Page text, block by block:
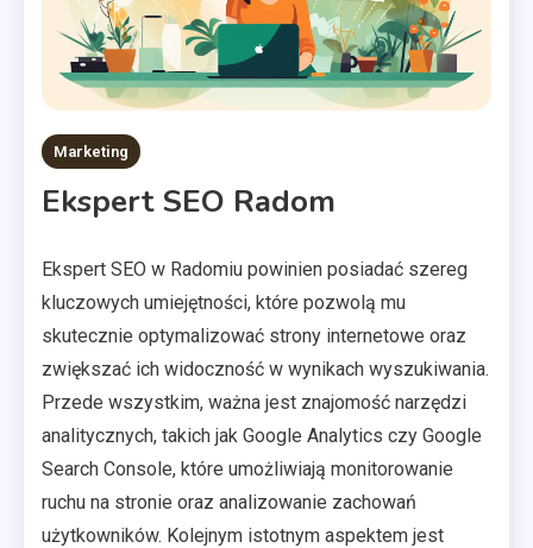
Marketing
Ekspert SEO Radom
Ekspert SEO w Radomiu powinien posiadać szereg
kluczowych umiejętności, które pozwolą mu
skutecznie optymalizować strony internetowe oraz
zwiększać ich widoczność w wynikach wyszukiwania.
Przede wszystkim, ważna jest znajomość narzędzi
analitycznych, takich jak Google Analytics czy Google
Search Console, które umożliwiają monitorowanie
ruchu na stronie oraz analizowanie zachowań
użytkowników. Kolejnym istotnym aspektem jest